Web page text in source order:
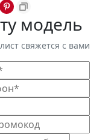
модель
свяжется с вами